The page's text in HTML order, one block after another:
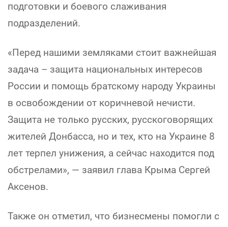
подготовки и боевого слаживания
подразделений.
«Перед нашими земляками стоит важнейшая
задача – защита национальных интересов
России и помощь братскому народу Украины
в освобождении от коричневой нечисти.
Защита не только русских, русскоговорящих
жителей Донбасса, но и тех, кто на Украине 8
лет терпел унижения, а сейчас находится под
обстрелами», — заявил глава Крыма Сергей
Аксенов.
Также он отметил, что бизнесмены помогли с